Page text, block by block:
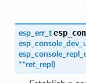
esp_err_t
**ret_repl )